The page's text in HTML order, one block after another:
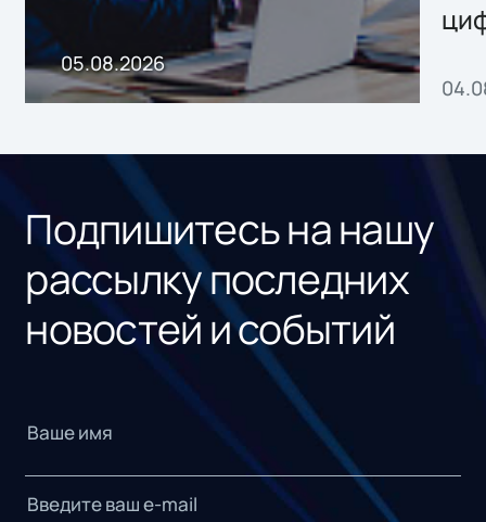
05.08.2026
Подпишитесь на нашу
рассылку последних
новостей и событий